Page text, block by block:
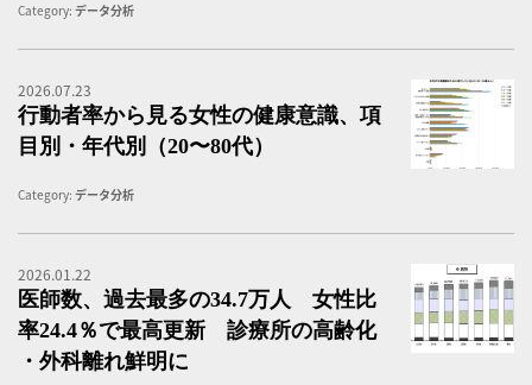
Category: データ分析
2026.07.23
行動者率から見る女性の健康意識、項
目別・年代別（20〜80代）
Category: データ分析
2026.01.22
医師数、過去最多の34.7万人 女性比
率24.4％で最高更新 診療所の高齢化
・外科離れ鮮明に